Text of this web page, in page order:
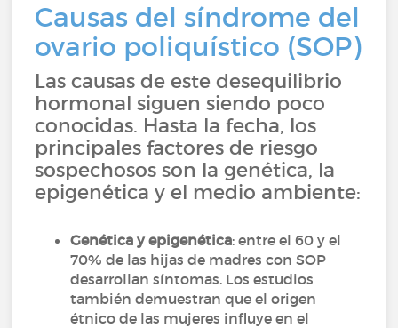
Causas del síndrome del
ovario poliquístico (SOP)
Las causas de este desequilibrio
hormonal siguen siendo poco
conocidas. Hasta la fecha, los
principales factores de riesgo
sospechosos son la genética, la
epigenética y el medio ambiente:
Genética y epigenética: entre el 60 y el
70% de las hijas de madres con SOP
desarrollan síntomas. Los estudios
también demuestran que el origen
étnico de las mujeres influye en el